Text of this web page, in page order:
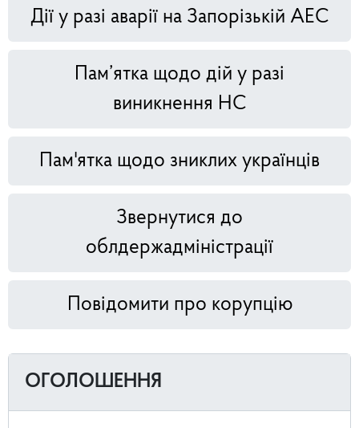
Дії у разі аварії на Запорізькій АЕС
Пам’ятка щодо дій у разі
виникнення НС
Пам'ятка щодо зниклих українців
Звернутися до
облдержадміністрації
Повідомити про корупцію
ОГОЛОШЕННЯ